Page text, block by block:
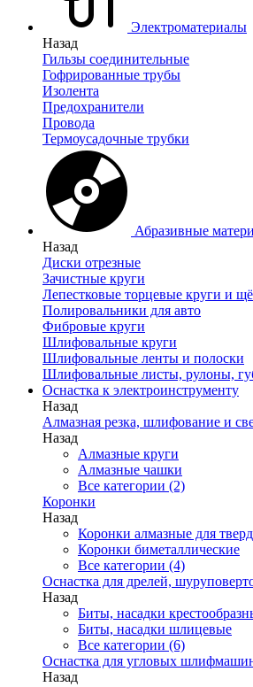
Электроматериалы
Назад
Гильзы соединительные
Гофрированные трубы
Изолента
Предохранители
Провода
Термоусадочные трубки
Абразивные
Назад
Диски отрезные
Зачистные круги
Лепестковые торцевые круги и
Полировальники для авто
Фибровые круги
Шлифовальные круги
Шлифовальные ленты и полоски
Шлифовальные листы, рулоны,
Оснастка к электроинструменту
Назад
Алмазная резка, шлифование и
Назад
Алмазные круги
Алмазные чашки
Все категории (2)
Коронки
Назад
Коронки алмазные для
Коронки биметаллические
Все категории (4)
Оснастка для дрелей,
Назад
Биты, насадки
Биты, насадки шлицевые
Все категории (6)
Оснастка для угловых
Назад